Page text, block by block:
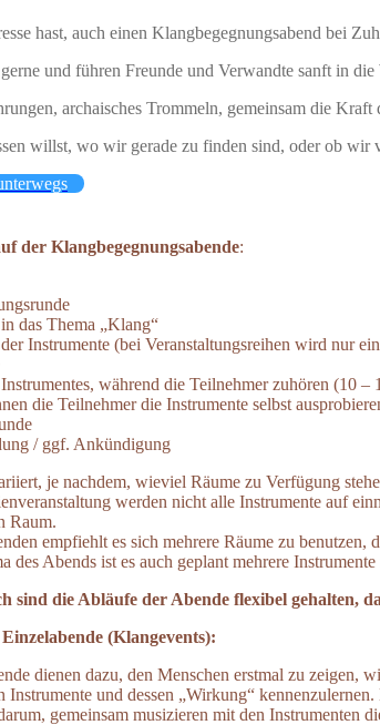
hast, auch einen Klangbegegnungsabend bei
und führen Freunde und Verwandte sanft in
archaisches Trommeln, gemeinsam die
willst, wo wir gerade zu finden sind, oder ob
der Klangbegegnungsabende:
das Thema „Klang“
Instrumente (bei Veranstaltungsreihen wird nur
Instrumentes, während die Teilnehmer zuhören (10 –
die Teilnehmer die Instrumente selbst
/ ggf. Ankündigung
je nachdem, wieviel Räume zu Verfügung
werden nicht alle Instrumente auf
Raum.
empfiehlt es sich mehrere Räume zu
des Abends ist es auch geplant mehrere
sind die Abläufe der Abende flexibel gehalten,
(Klangevents):
dienen dazu, den Menschen erstmal zu zeigen,
Instrumente und dessen „Wirkung“
gemeinsam musizieren mit den Instrumenten